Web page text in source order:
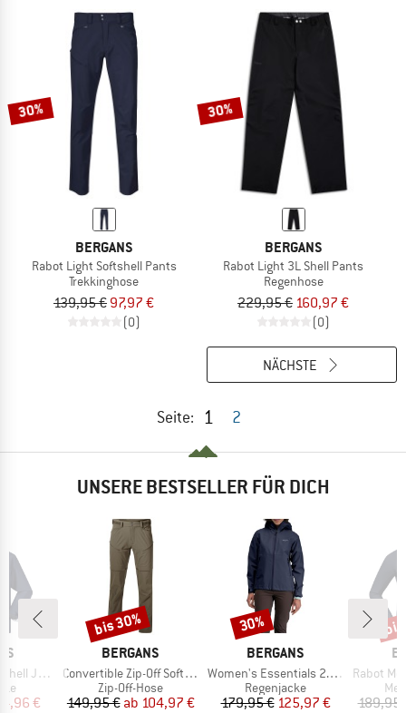
30%
BERGANS
Rabot Light Softshell Pants
Trekkinghose
139,95 € 97,97 €
(0)
30%
BERGANS
Rabot Light 3L Shell Pants
Regenhose
229,95 € 160,97 €
(0)
Seite: 1 2
NÄCHSTE
UNSERE BESTSELLER FÜR DICH
Jacket
Preis
€
MARKE
BERGANS
Artikel
Convertible Zip-Off Softshell Pants
Produktgruppe
Zip-Off-Hose
Preis
149,95 € reduzierter Preis
ab 104,97 €
Rabatt
bis 30%
MARKE
BERGANS
Artikel
Women's Essentials 2.5L Shell Jacket
Produktgruppe
Regenjacke
Preis
179,95 €reduzierter Preis
125,97 €
Rabatt
30%
Artikel
Rabot Merino
189,95